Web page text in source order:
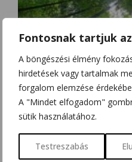
Fontosnak tartjuk
A böngészési élmény
hirdetések vagy tartalmak
forgalom elemzése
A "Mindet elfogadom"
sütik használatához.
Testreszabás
MAGYARORSZÁGON ELŐSZÖR